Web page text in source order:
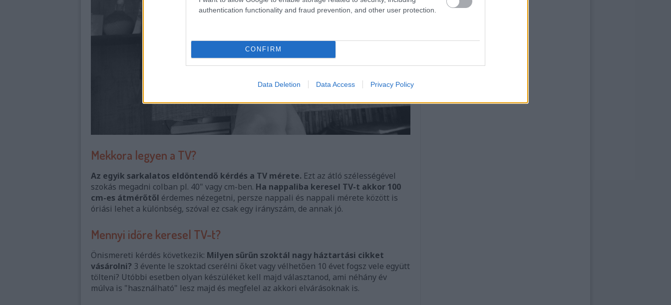
authentication functionality and fraud prevention, and other user protection.
CONFIRM
Data Deletion Data Access Privacy Policy
Mekkora legyen a TV?
Az egyik sarkalatos eldöntendő kérdés a TV mérete. Ezt az átló szélességével
szokás megadni colban pl. 40" vagy cm-ben. Ha nappaliba keresel TV-t akkor 100
cm-es átmérőtől érdemes nézegetni, persze nappali és nappali mérete között is
óriási lehet a különbség, szóval ez csak egy irányszám, de annak jó.
Mennyi időre keresel TV-t?
Önismereti kérdés következik: Milyen sűrűn szoktál nagy háztartási cikket
vásárolni? 3 évente le szoktad cserélni őket vagy vélhetően 10 évet fogsz vele együtt
tölteni? Utóbbi esetben olyan készüléket kell majd választanod, ami néhány év
múlva is "használható" lesz majd és megfelel az akkori elvárásoknak is.